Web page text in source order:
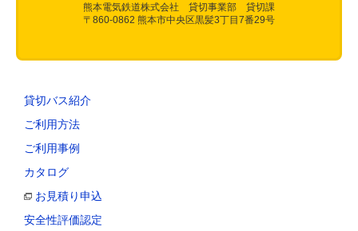
熊本電気鉄道株式会社 貸切事業部 貸切課
〒860-0862 熊本市中央区黒髪3丁目7番29号
貸切バス紹介
ご利用方法
ご利用事例
カタログ
お見積り申込
安全性評価認定